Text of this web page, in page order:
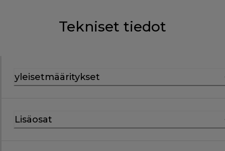
Tekniset tiedot
yleisetmääritykset
Lisäosat